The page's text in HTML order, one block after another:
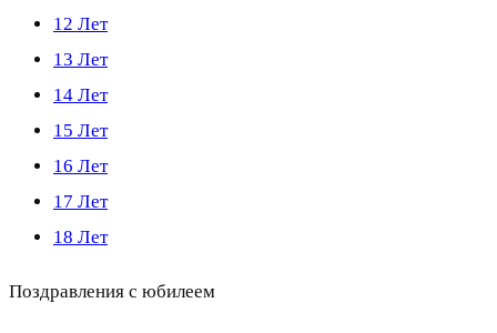
12 Лет
13 Лет
14 Лет
15 Лет
16 Лет
17 Лет
18 Лет
Поздравления с юбилеем